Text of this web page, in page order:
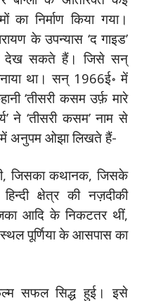
का निर्माण किया गया।
के उपन्यास ‘द गाइड’
देख सकते हैं। जिसे सन्
था। सन् 1966ई॰ में
‘तीसरी कसम उर्फ़ मारे
ने ‘तीसरी कसम’ नाम से
में अनुपम ओझा लिखते हैं-
जिसका कथानक, जिसके
क्षेत्र की नज़दीकी
आदि के निकटतर थीं,
पूर्णिया के आसपास का
सफल सिद्ध हुई। इसे